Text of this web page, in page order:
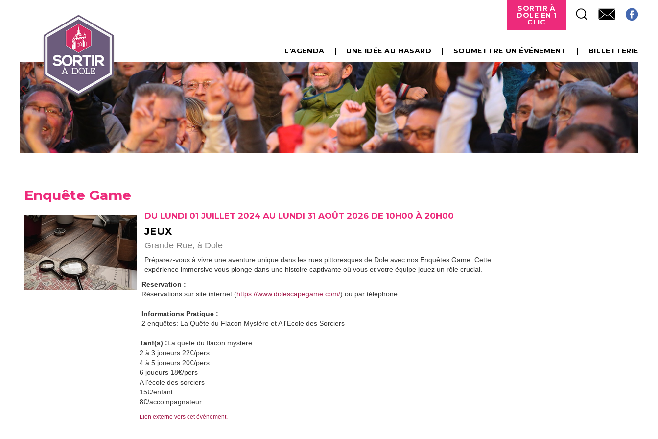
SORTIR À
DOLE EN 1
CLIC
L'AGENDA UNE IDÉE AU HASARD SOUMETTRE UN ÉVÉNEMENT BILLETTERIE
Enquête Game
DU LUNDI 01 JUILLET 2024 AU LUNDI 31 AOÛT 2026 DE 10H00 À 20H00
JEUX
Grande Rue, à Dole
Préparez-vous à vivre une aventure unique dans les rues pittoresques de Dole avec nos Enquêtes Game. Cette
expérience immersive vous plonge dans une histoire captivante où vous et votre équipe jouez un rôle crucial.
Reservation :
Réservations sur site internet (https://www.dolescapegame.com/) ou par téléphone
Informations Pratique :
2 enquêtes: La Quête du Flacon Mystère et A l'Ecole des Sorciers
Tarif(s) :La quête du flacon mystère
2 à 3 joueurs 22€/pers
4 à 5 joueurs 20€/pers
6 joueurs 18€/pers
A l'école des sorciers
15€/enfant
8€/accompagnateur
Lien externe vers cet évènement.